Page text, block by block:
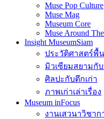
Muse Pop Culture
Muse Mag
Museum Core
Muse Around
Insight MuseumSiam
ประวัติศาสตร์พื้
มิวเซียมสยามกั
ศิลปะกับตึกเก่า
ภาพเก่าเล่าเรื่อง
Museum inFocus
งานเสวนาวิชาก